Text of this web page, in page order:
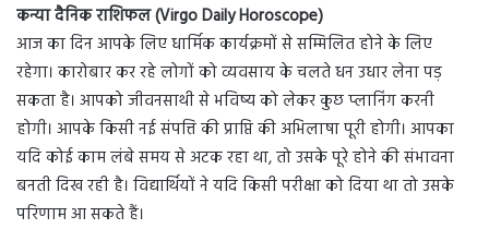
कन्या दैनिक राशिफल (Virgo Daily Horoscope)
आज का दिन आपके लिए धार्मिक कार्यक्रमों से सम्मिलित होने के लिए
रहेगा। कारोबार कर रहे लोगों को व्यवसाय के चलते धन उधार लेना पड़
सकता है। आपको जीवनसाथी से भविष्य को लेकर कुछ प्लानिंग करनी
होगी। आपके किसी नई संपत्ति की प्राप्ति की अभिलाषा पूरी होगी। आपका
यदि कोई काम लंबे समय से अटक रहा था, तो उसके पूरे होने की संभावना
बनती दिख रही है। विद्यार्थियों ने यदि किसी परीक्षा को दिया था तो उसके
परिणाम आ सकते हैं।